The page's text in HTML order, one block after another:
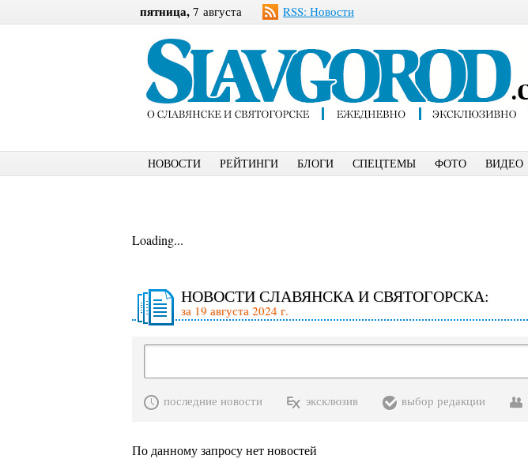
пятница, 7 августа RSS: Новости
НОВОСТИ РЕЙТИНГИ БЛОГИ СПЕЦТЕМЫ ФОТО ВИДЕО
Loading...
НОВОСТИ СЛАВЯНСКА И СВЯТОГОРСКА:
за 19 августа 2024 г.
последние новости эксклюзив выбор редакции
По данному запросу нет новостей